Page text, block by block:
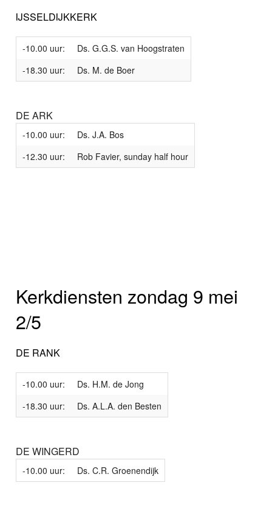
IJSSELDIJKKERK
-10.00 uur:
Ds. G.G.S. van Hoogstraten
-18.30 uur:
Ds. M. de Boer
DE ARK
-10.00 uur:
Ds. J.A. Bos
-12.30 uur:
Rob Favier, sunday half hour
Kerkdiensten zondag 9 mei
2/5
DE RANK
-10.00 uur:
Ds. H.M. de Jong
-18.30 uur:
Ds. A.L.A. den Besten
DE WINGERD
-10.00 uur: Ds. C.R. Groenendijk